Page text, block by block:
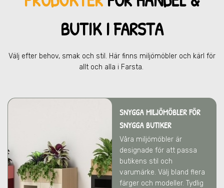
BUTIK I FARSTA
Välj efter behov, smak och stil. Här finns miljömöbler och kärl för
allt och alla i Farsta.
SNYGGA MILJÖMÖBLER FÖR
SNYGGA BUTIKER
Våra miljömöbler är
designade för att passa
butikens stil och
varumärke. Välj bland flera
färger och modeller. Tydlig